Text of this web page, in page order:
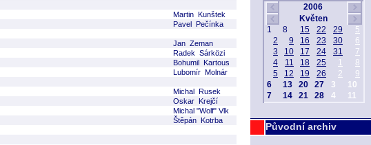
Původní archiv
Martin Kunštek
Pavel Pečínka
Jan Zeman
Radek Sárközi
Bohumil Kartous
Lubomír Molnár
Michal Rusek
Oskar Krejčí
Michal "Wolf" Vlk
Štěpán Kotrba